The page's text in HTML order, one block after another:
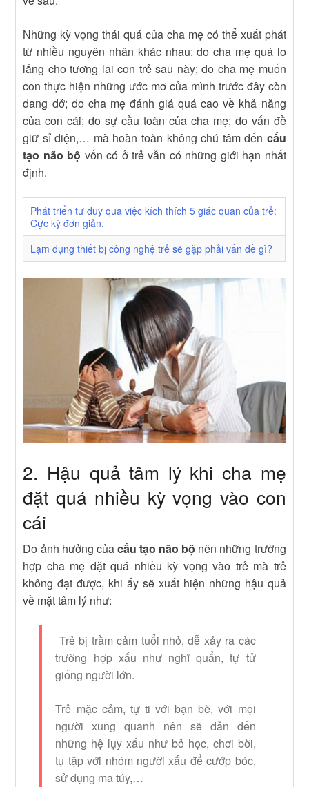
Những kỳ vọng thái quá của cha mẹ có thể xuất phát
từ nhiều nguyên nhân khác nhau: do cha mẹ quá lo
lắng cho tương lai con trẻ sau này; do cha mẹ muốn
con thực hiện những ước mơ của mình trước đây còn
dang dở; do cha mẹ đánh giá quá cao về khả năng
của con cái; do sự cầu toàn của cha mẹ; do vấn đề
giữ sỉ diện,… mà hoàn toàn không chú tâm đến cấu
tạo não bộ vốn có ở trẻ vẫn có những giới hạn nhất
định.
Phát triển tư duy qua việc kích thích 5 giác quan của trẻ:
Cực kỳ đơn giản.
Lạm dụng thiết bị công nghệ trẻ sẽ gặp phải vấn đề gì?
2. Hậu quả tâm lý khi cha mẹ
đặt quá nhiều kỳ vọng vào con
cái
Do ảnh hưởng củacấu tạo não bộ nên những trường
hợp cha mẹ đặt quá nhiều kỳ vọng vào trẻ mà trẻ
không đạt được, khi ấy sẽ xuất hiện những hậu quả
về mặt tâm lý như:
Trẻ bị trầm cảm tuổi nhỏ, dễ xảy ra các
trường hợp xấu như nghĩ quẩn, tự tử
giống người lớn.
Trẻ mặc cảm, tự ti với bạn bè, với mọi
người xung quanh nên sẽ dẫn đến
những hệ lụy xấu như bỏ học, chơi bời,
tụ tập với nhóm người xấu để cướp bóc,
sử dụng ma túy,…